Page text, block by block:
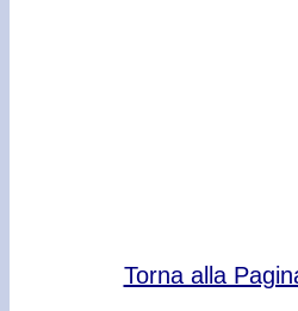
Torna alla